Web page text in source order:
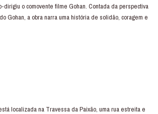
dirigiu o comovente filme Gohan. Contada da perspectiva
Gohan, a obra narra uma história de solidão, coragem e
localizada na Travessa da Paixão, uma rua estreita e